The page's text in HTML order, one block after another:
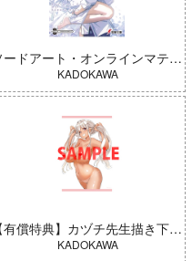
女☆歌劇 レヴュースタァ
ト」スペシャルライブ “St
Horizon” Blu-ray(初回限
よわよわ先生
ソードアート・オンラインマテリアル シュガーリィ・デイズ 001
KADOKAWA
【有償特典】カヅチ先生描き下ろしB2タペストリー（田舎の黒ギャルJKと結婚しました 4）
KADOKAWA